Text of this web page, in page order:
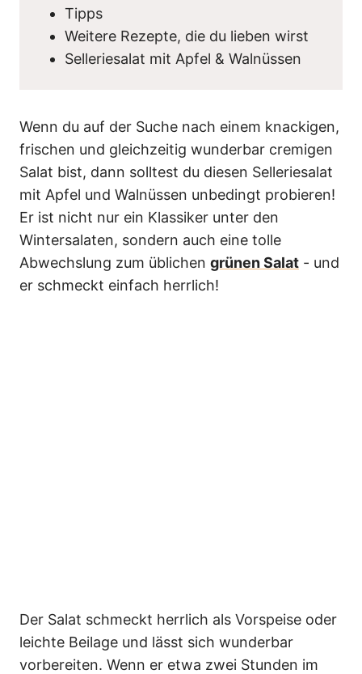
Tipps
Weitere Rezepte, die du lieben wirst
Selleriesalat mit Apfel & Walnüssen
Wenn du auf der Suche nach einem knackigen,
frischen und gleichzeitig wunderbar cremigen
Salat bist, dann solltest du diesen Selleriesalat
mit Apfel und Walnüssen unbedingt probieren!
Er ist nicht nur ein Klassiker unter den
Wintersalaten, sondern auch eine tolle
Abwechslung zum üblichen grünen Salat - und
er schmeckt einfach herrlich!
Der Salat schmeckt herrlich als Vorspeise oder
leichte Beilage und lässt sich wunderbar
vorbereiten. Wenn er etwa zwei Stunden im